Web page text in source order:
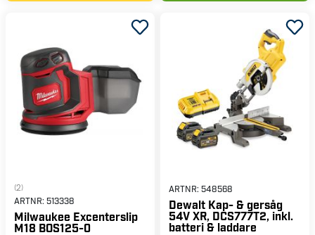
(2)
ARTNR: 513338
Milwaukee Excenterslip
M18 BOS125-0
ARTNR: 548568
Dewalt Kap- & gersåg
54V XR, DCS777T2, inkl.
batteri & laddare